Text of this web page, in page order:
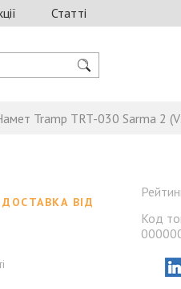
Статті
Tramp TRT-030 Sarma 2
Код
ВІД